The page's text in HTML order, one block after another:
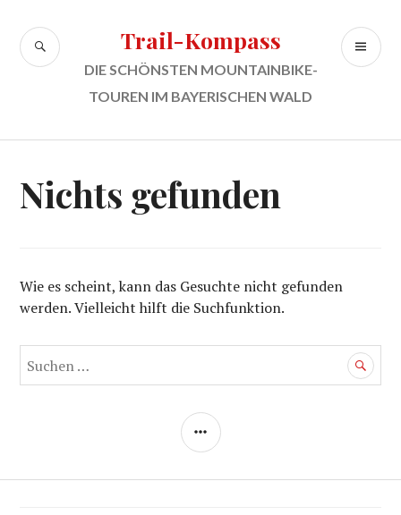
Inhalt
springen
Trail-Kompass
DIE SCHÖNSTEN MOUNTAINBIKE-
TOUREN IM BAYERISCHEN WALD
SUCHE
Nichts gefunden
Wie es scheint, kann das Gesuchte nicht gefunden
werden. Vielleicht hilft die Suchfunktion.
nach:
SEITENLEISTE